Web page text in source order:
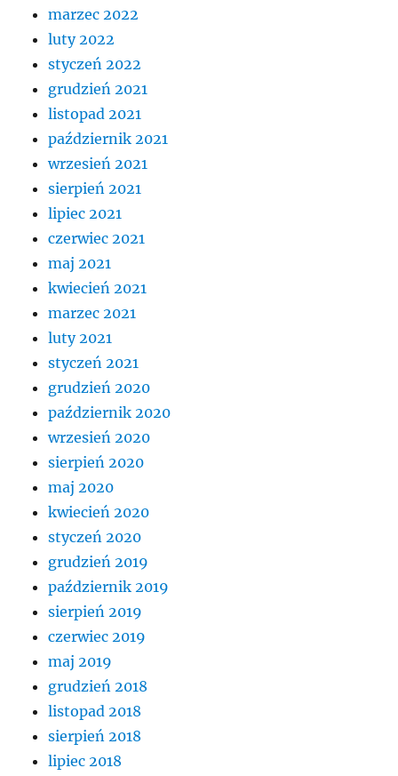
marzec 2022
luty 2022
styczeń 2022
grudzień 2021
listopad 2021
październik 2021
wrzesień 2021
sierpień 2021
lipiec 2021
czerwiec 2021
maj 2021
kwiecień 2021
marzec 2021
luty 2021
styczeń 2021
grudzień 2020
październik 2020
wrzesień 2020
sierpień 2020
maj 2020
kwiecień 2020
styczeń 2020
grudzień 2019
październik 2019
sierpień 2019
czerwiec 2019
maj 2019
grudzień 2018
listopad 2018
sierpień 2018
lipiec 2018